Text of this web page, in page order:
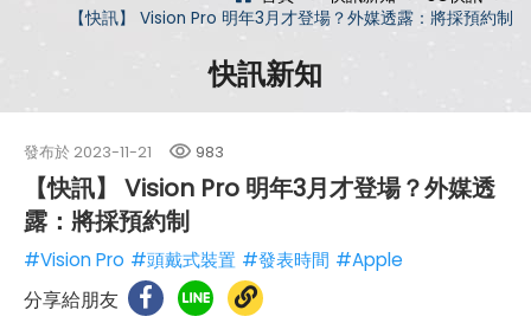
【快訊】 Vision Pro 明年3月才登場？外媒透露：將採預約制
快訊新知
發布於 2023-11-21 983
【快訊】 Vision Pro 明年3月才登場？外媒透
露：將採預約制
#Vision Pro #頭戴式裝置 #發表時間 #Apple
分享給朋友